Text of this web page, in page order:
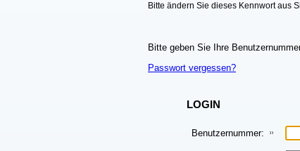
Bitte ändern Sie dieses Kennwort aus
Bitte geben Sie Ihre
Passwort vergessen?
LOGIN
Benutzernummer: